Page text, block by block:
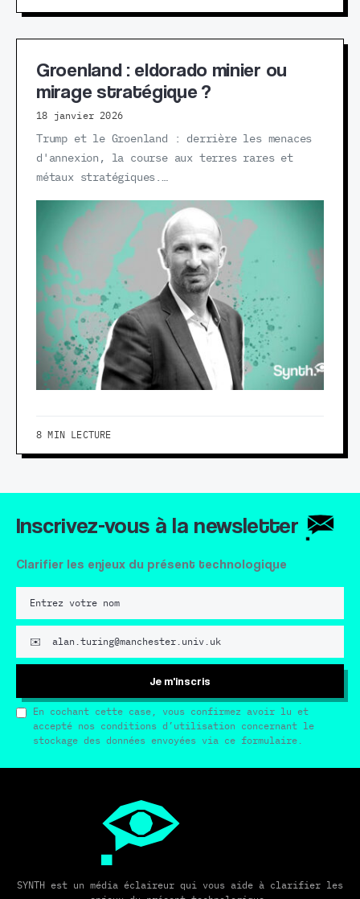
Groenland : eldorado minier ou
mirage stratégique ?
18 janvier 2026
Trump et le Groenland : derrière les menaces
d'annexion, la course aux terres rares et
métaux stratégiques.…
8 MIN LECTURE
Inscrivez-vous à la newsletter
Clarifier les enjeux du présent technologique
Je m'inscris
En cochant cette case, vous confirmez avoir lu et
accepté nos conditions d’utilisation concernant le
stockage des données envoyées via ce formulaire.
SYNTH est un média éclaireur qui vous aide à clarifier les